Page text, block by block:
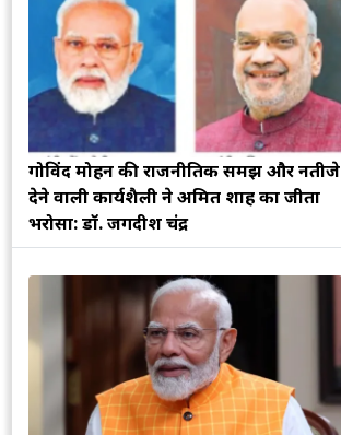
गोविंद मोहन की राजनीतिक समझ और नतीजे
देने वाली कार्यशैली ने अमित शाह का जीता
भरोसा: डॉ. जगदीश चंद्र